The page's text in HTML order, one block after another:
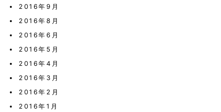
2016年9月
2016年8月
2016年6月
2016年5月
2016年4月
2016年3月
2016年2月
2016年1月